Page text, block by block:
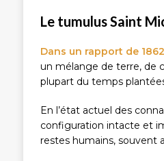
Le tumulus Saint
Dans un rapport de 1862
un mélange de terre, de
plupart du temps
En l’état actuel des
configuration intacte et
restes humains, souvent